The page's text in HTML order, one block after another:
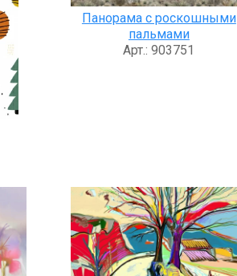
Панорама с роскошными
пальмами
Арт.: 903751